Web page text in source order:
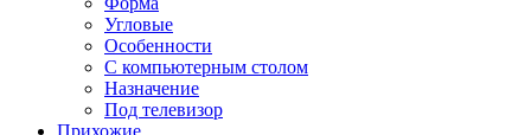
Угловые
Особенности
С компьютерным столом
Назначение
Под телевизор
Прихожие